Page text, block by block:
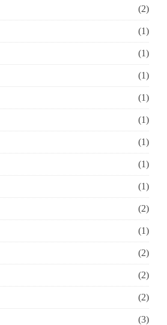
(2)
(1)
(1)
(1)
(1)
(1)
(1)
(1)
(1)
(2)
(1)
(2)
(2)
(2)
(3)